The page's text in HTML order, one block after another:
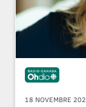
18 NOVEMBRE